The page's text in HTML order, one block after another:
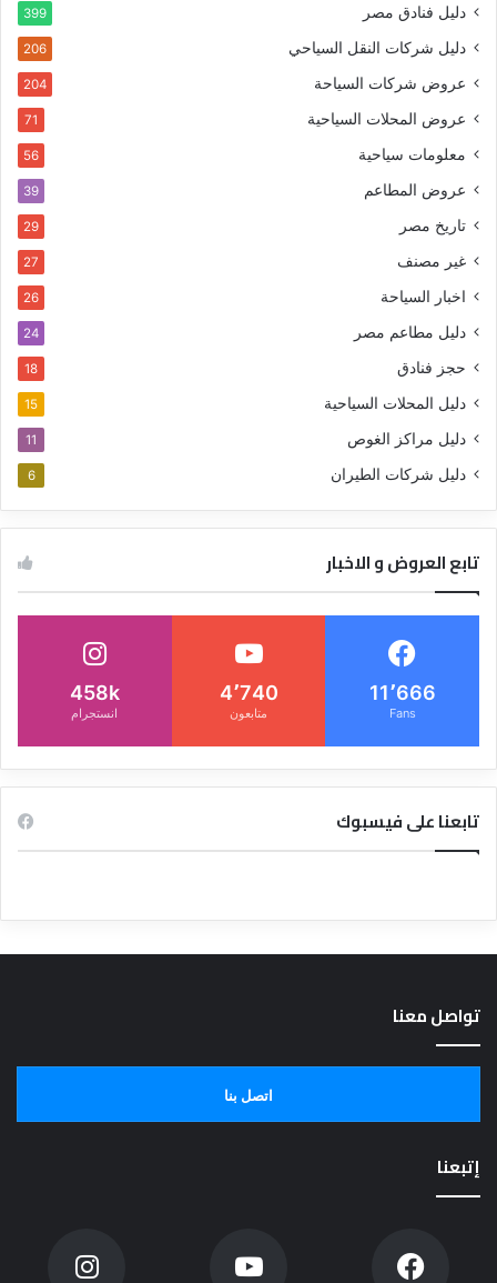
دليل فنادق مصر 399
دليل شركات النقل السياحي 206
عروض شركات السياحة 204
عروض المحلات السياحية 71
معلومات سياحية 56
عروض المطاعم 39
تاريخ مصر 29
غير مصنف 27
اخبار السياحة 26
دليل مطاعم مصر 24
حجز فنادق 18
دليل المحلات السياحية 15
دليل مراكز الغوص 11
دليل شركات الطيران 6
تابع العروض و الاخبار
11٬666
Fans
4٬740
متابعون
458k
انستجرام
تابعنا على فيسبوك
تواصل معنا
اتصل بنا
إتبعنا